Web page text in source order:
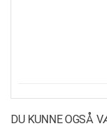
DU KUNNE OGSÅ